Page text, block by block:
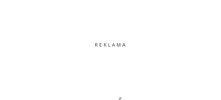
REKLAMA